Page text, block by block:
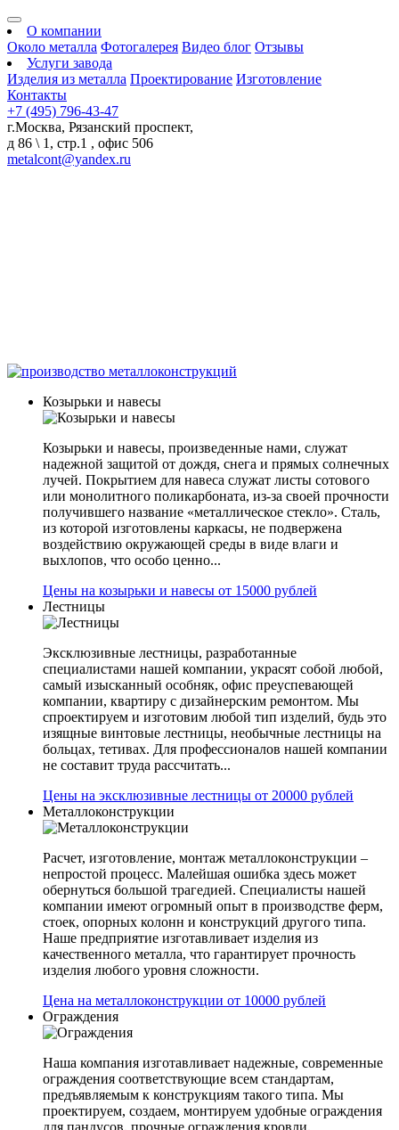
О компании
Около металла Фотогалерея Видео блог Отзывы
Услуги завода
Изделия из металла Проектирование Изготовление
Контакты
+7 (495) 796-43-47
г.Москва, Рязанский проспект,
д 86 \ 1, стр.1 , офис 506
metalcont@yandex.ru
Козырьки и навесы
Козырьки и навесы, произведенные нами, служат
надежной защитой от дождя, снега и прямых солнечных
лучей. Покрытием для навеса служат листы сотового
или монолитного поликарбоната, из-за своей прочности
получившего название «металлическое стекло». Сталь,
из которой изготовлены каркасы, не подвержена
воздействию окружающей среды в виде влаги и
выхлопов, что особо ценно...
Цены на козырьки и навесы от 15000 рублей
Лестницы
Эксклюзивные лестницы, разработанные
специалистами нашей компании, украсят собой любой,
самый изысканный особняк, офис преуспевающей
компании, квартиру с дизайнерским ремонтом. Мы
спроектируем и изготовим любой тип изделий, будь это
изящные винтовые лестницы, необычные лестницы на
больцах, тетивах. Для профессионалов нашей компании
не составит труда рассчитать...
Цены на эксклюзивные лестницы от 20000 рублей
Металлоконструкции
Расчет, изготовление, монтаж металлоконструкции –
непростой процесс. Малейшая ошибка здесь может
обернуться большой трагедией. Специалисты нашей
компании имеют огромный опыт в производстве ферм,
стоек, опорных колонн и конструкций другого типа.
Наше предприятие изготавливает изделия из
качественного металла, что гарантирует прочность
изделия любого уровня сложности.
Цена на металлоконструкции от 10000 рублей
Ограждения
Наша компания изготавливает надежные, современные
ограждения соответствующие всем стандартам,
предъявляемым к конструкциям такого типа. Мы
проектируем, создаем, монтируем удобные ограждения
для пандусов, прочные ограждения кровли,